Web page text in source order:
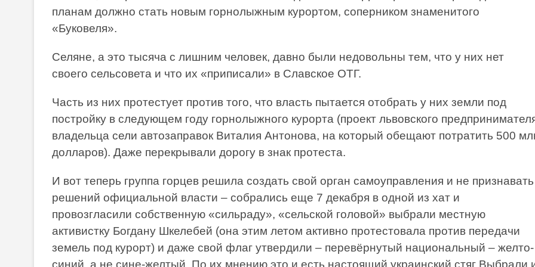
планам должно стать новым горнолыжным курортом, соперником знаменитого
«Буковеля».
Селяне, а это тысяча с лишним человек, давно были недовольны тем, что у них нет
своего сельсовета и что их «приписали» в Славское ОТГ.
Часть из них протестует против того, что власть пытается отобрать у них земли под
постройку в следующем году горнолыжного курорта (проект львовского
владельца сели автозаправок Виталия Антонова, на который обещают потратить 500
долларов). Даже перекрывали дорогу в знак протеста.
И вот теперь группа горцев решила создать свой орган самоуправления и не признавать
решений официальной власти – собрались еще 7 декабря в одной из хат и
провозгласили собственную «сильраду», «сельской головой» выбрали местную
активистку Богдану Шкелебей (она этим летом активно протестовала против передачи
земель под курорт) и даже свой флаг утвердили – перевёрнутый национальный – желто-
синий, а не сине-желтый. По их мнению это и есть настоящий украинский стяг Выбрали